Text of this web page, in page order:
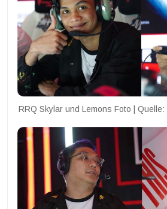
RRQ Skylar und Lemons Foto |